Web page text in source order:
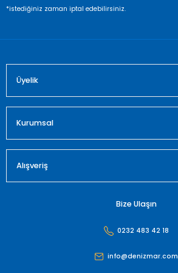
Ürün fiyatı diğer sitelerden daha pahalı.
*istediğiniz zaman iptal edebilirsiniz.
Üyelik
Kurumsal
Alışveriş
Bize Ulaşın
0232 483 42 18
info@denizmar.com